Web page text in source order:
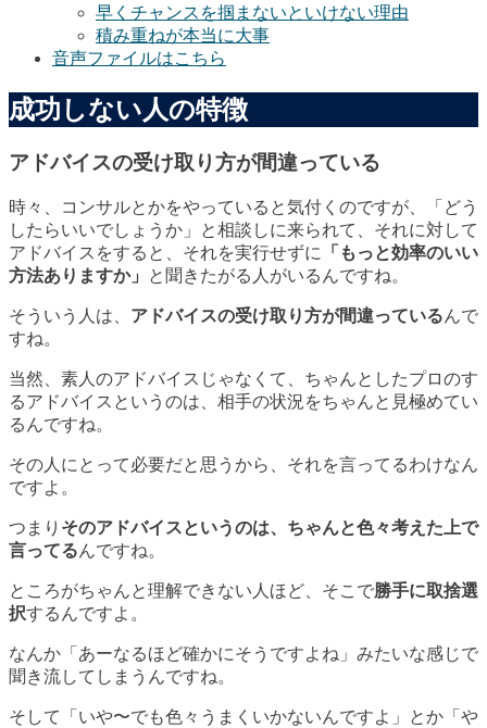
早くチャンスを掴まないといけない理由
積み重ねが本当に大事
音声ファイルはこちら
成功しない人の特徴
アドバイスの受け取り方が間違っている
時々、コンサルとかをやっていると気付くのですが、「どう
したらいいでしょうか」と相談しに来られて、それに対して
アドバイスをすると、それを実行せずに
「もっと効率のいい
方法ありますか」
と聞きたがる人がいるんですね。
そういう人は、 アドバイスの受け取り方が間違っているんで
すね。
当然、素人のアドバイスじゃなくて、ちゃんとしたプロのす
るアドバイスというのは、相手の状況をちゃんと見極めてい
るんですね。
その人にとって必要だと思うから、それを言ってるわけなん
ですよ。
つまり そのアドバイスというのは、ちゃんと色々考えた上で
言ってるんですね。
ところがちゃんと理解できない人ほど、そこで勝手に取捨選
択するんですよ。
なんか「あーなるほど確かにそうですよね」みたいな感じで
聞き流してしまうんですね。
そして「いや〜でも色々うまくいかないんですよ」とか「や